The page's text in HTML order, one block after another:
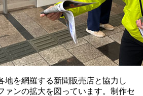
を網羅する新聞販売店と協力し
ァンの拡大を図っています。制作セ